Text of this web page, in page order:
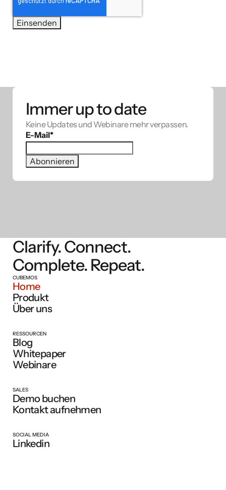
Immer up to date
Keine Updates und Webinare mehr verpassen.
E-Mail*
Clarify. Connect.
Complete. Repeat.
CUBEMOS
Home
Produkt
Über uns
RESSOURCEN
Blog
Whitepaper
Webinare
SALES
Demo buchen
Kontakt aufnehmen
SOCIAL MEDIA
Linkedin